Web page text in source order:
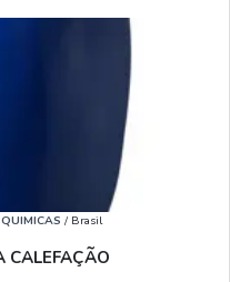
/ Brasil
CALEFAÇÃO